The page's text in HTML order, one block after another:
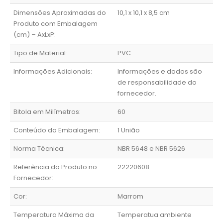
Dimensões Aproximadas do
Produto com Embalagem
(cm) – AxLxP:
10,1 x 10,1 x 8,5 cm
Tipo de Material:
PVC
Informações Adicionais:
Informações e dados são
de responsabilidade do
fornecedor.
Bitola em Milímetros:
60
Conteúdo da Embalagem:
1 União
Norma Técnica:
NBR 5648 e NBR 5626
Referência do Produto no
Fornecedor:
22220608
Cor:
Marrom
Temperatura Máxima da
Temperatua ambiente